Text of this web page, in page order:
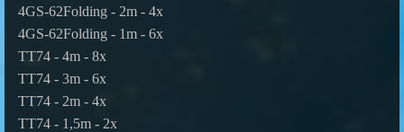
4GS-62Folding - 2m - 4x
4GS-62Folding - 1m - 6x
TT74 - 4m - 8x
TT74 - 3m - 6x
TT74 - 2m - 4x
TT74 - 1,5m - 2x